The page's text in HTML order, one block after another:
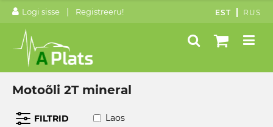
Logi sisse | Registreeru! EST RUS
Motoõli 2T mineral
FILTRID Laos